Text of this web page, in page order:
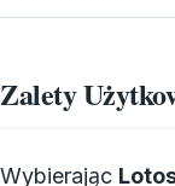
Zalety
Wybierając